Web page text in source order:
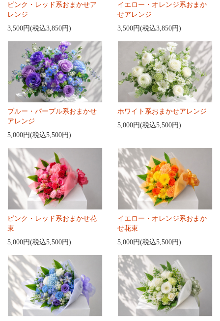
ピンク・レッド系おまかせア
レンジ
3,500円(税込3,850円)
イエロー・オレンジ系おまか
せアレンジ
3,500円(税込3,850円)
ブルー・パープル系おまかせ
アレンジ
5,000円(税込5,500円)
ホワイト系おまかせアレンジ
5,000円(税込5,500円)
ピンク・レッド系おまかせ花
束
5,000円(税込5,500円)
イエロー・オレンジ系おまか
せ花束
5,000円(税込5,500円)